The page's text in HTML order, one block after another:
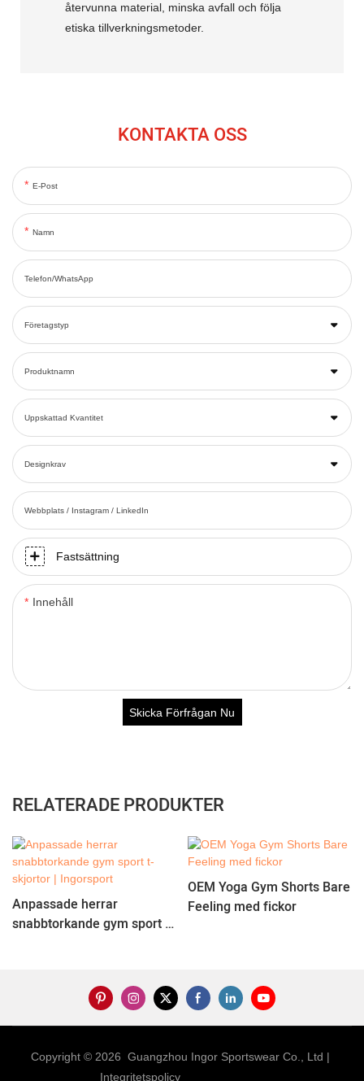
återvunna material, minska avfall och följa
etiska tillverkningsmetoder.
KONTAKTA OSS
E-Post
Namn
Telefon/WhatsApp
Företagstyp
Produktnamn
Uppskattad Kvantitet
Designkrav
Webbplats / Instagram / LinkedIn
Fastsättning
Innehåll
Skicka Förfrågan Nu
RELATERADE PRODUKTER
Anpassade herrar
snabbtorkande gym sport t-
OEM Yoga Gym Shorts Bare
Feeling med fickor
Copyright © 2026 Guangzhou Ingor Sportswear Co., Ltd |
Integritetspolicy